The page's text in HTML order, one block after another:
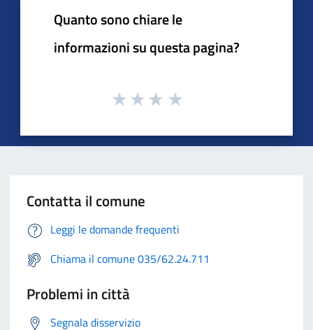
Quanto sono chiare le
informazioni su questa pagina?
Contatta il comune
Leggi le domande frequenti
Chiama il comune 035/62.24.711
Problemi in città
Segnala disservizio